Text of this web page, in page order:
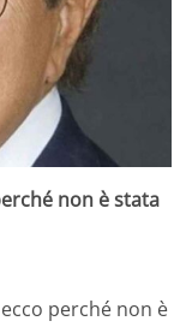
non è stata
perché non è